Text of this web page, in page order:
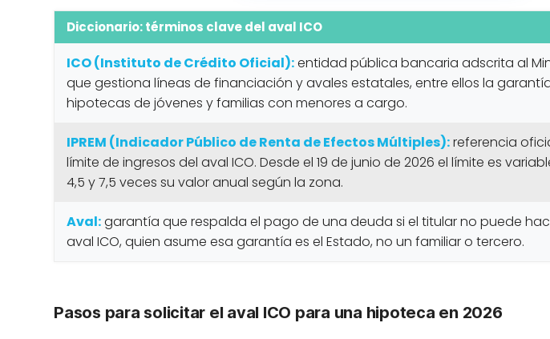
Diccionario: términos clave del aval ICO
ICO (Instituto de Crédito Oficial):entidad pública bancaria adscrita al
que gestiona líneas de financiación y avales estatales, entre ellos la
hipotecas de jóvenes y familias con menores a cargo.
IPREM (Indicador Público de Renta de Efectos Múltiples):referencia
límite de ingresos del aval ICO. Desde el 19 de junio de 2026 el límite es
4,5 y 7,5 veces su valor anual según la zona.
Aval:garantía que respalda el pago de una deuda si el titular no puede
aval ICO, quien asume esa garantía es el Estado, no un familiar o tercero.
Pasos para solicitar el aval ICO para una hipoteca en 2026